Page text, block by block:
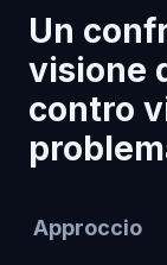
Un
visione
contro
Approccio